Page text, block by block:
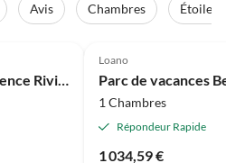
Avis Chambres
Étoiles
Loano
1 Chambres
Répondeur Rapide
1 034,59 €